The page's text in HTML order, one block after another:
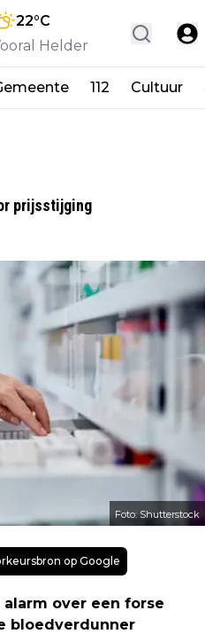
22°C
Helder
112 Cultuur
prijsstijging
Foto: Shutterstock
op Google
over een forse
bloedverdunner